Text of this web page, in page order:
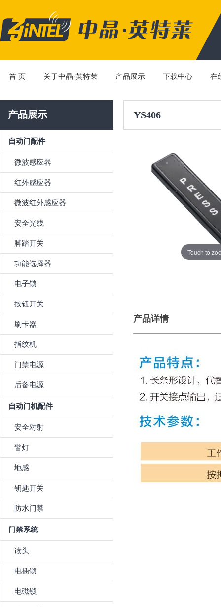
首 页 关于中晶·英特莱 产品展示 下载中心 在
产品展示
自动门配件
微波感应器
红外感应器
微波红外感应器
安全光线
脚踏开关
功能选择器
电子锁
按钮开关
刷卡器
指纹机
门禁电源
后备电源
自动门机配件
安全对射
警灯
地感
钥匙开关
防水门禁
门禁系统
读头
电插锁
电磁锁
YS406
Touch to
产品详情